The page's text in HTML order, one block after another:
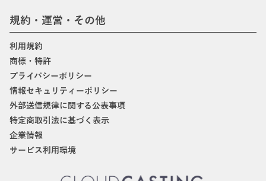
規約・運営・その他
利用規約
商標・特許
プライバシーポリシー
情報セキュリティーポリシー
外部送信規律に関する公表事項
特定商取引法に基づく表示
企業情報
サービス利用環境